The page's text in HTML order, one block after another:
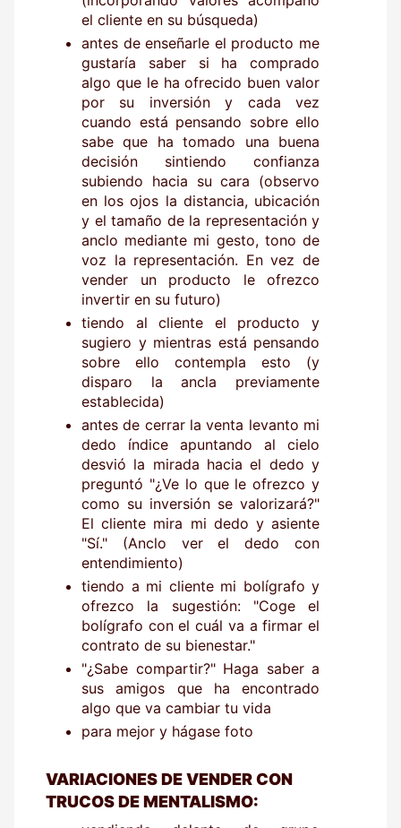
el cliente en su búsqueda)
antes de enseñarle el producto me
gustaría saber si ha comprado
algo que le ha ofrecido buen valor
por su inversión y cada vez
cuando está pensando sobre ello
sabe que ha tomado una buena
decisión sintiendo confianza
subiendo hacia su cara (observo
en los ojos la distancia, ubicación
y el tamaño de la representación y
anclo mediante mi gesto, tono de
voz la representación. En vez de
vender un producto le ofrezco
invertir en su futuro)
tiendo al cliente el producto y
sugiero y mientras está pensando
sobre ello contempla esto (y
disparo la ancla previamente
establecida)
antes de cerrar la venta levanto mi
dedo índice apuntando al cielo
desvió la mirada hacia el dedo y
preguntó "¿Ve lo que le ofrezco y
como su inversión se valorizará?"
El cliente mira mi dedo y asiente
"Sí." (Anclo ver el dedo con
entendimiento)
tiendo a mi cliente mi bolígrafo y
ofrezco la sugestión: "Coge el
bolígrafo con el cuál va a firmar el
contrato de su bienestar."
"¿Sabe compartir?" Haga saber a
sus amigos que ha encontrado
algo que va cambiar tu vida
para mejor y hágase foto
VARIACIONES DE VENDER CON
TRUCOS DE MENTALISMO: